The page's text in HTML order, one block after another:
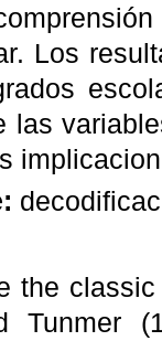
Los
las
the
Tunmer